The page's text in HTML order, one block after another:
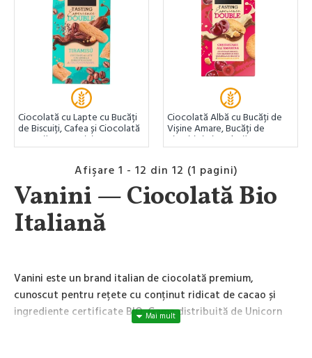
Ciocolată cu Lapte cu Bucăți
de Biscuiți, Cafea și Ciocolată
Neagră 85g Vanini
Ciocolată Albă cu Bucăți de
Vișine Amare, Bucăți de
Biscuiți și Ciocolată cu Lapte
85g Vanini
Afişare 1 - 12 din 12 (1 pagini)
Vanini — Ciocolată Bio
Italiană
Vanini este un brand italian de ciocolată premium,
cunoscut pentru rețete cu conținut ridicat de cacao și
ingrediente certificate BIO. Gama distribuită de Unicorn